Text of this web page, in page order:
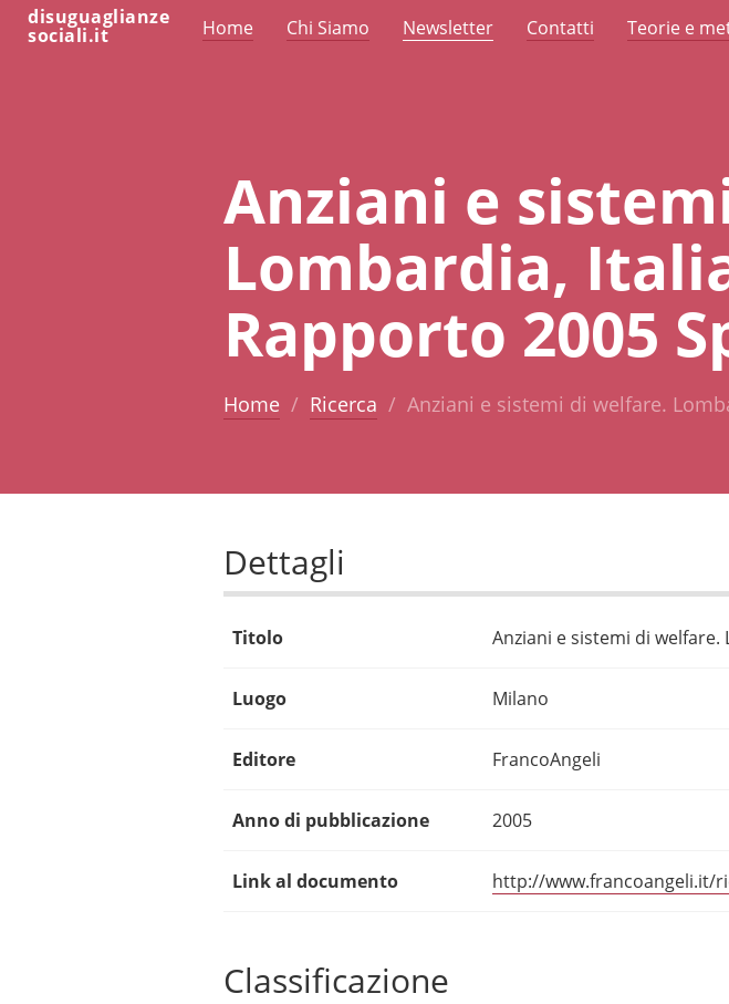
disuguaglianze
sociali.it Home Chi Siamo Newsletter Contatti Teorie e
Anziani e
Lombardia,
Rapporto 2005
Home Ricerca Anziani e sistemi di welfare.
Dettagli
Titolo Anziani e sistemi di welfare.
Luogo Milano
Editore FrancoAngeli
Anno di pubblicazione 2005
Link al documento http://www.francoangeli.it/
Classificazione